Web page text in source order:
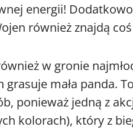
energii!
również znajdą
w gronie
mała panda.
ponieważ jedną z
kolorach), który z